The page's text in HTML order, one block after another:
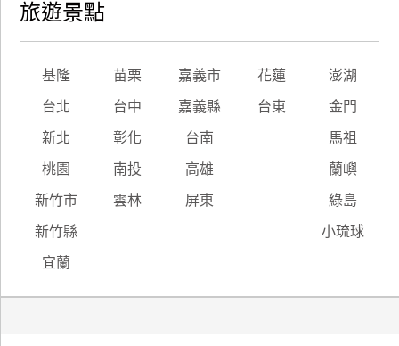
旅遊景點
基隆 苗栗 嘉義市 花蓮 澎湖
台北 台中 嘉義縣 台東 金門
新北 彰化 台南 馬祖
桃園 南投 高雄 蘭嶼
新竹市 雲林 屏東 綠島
新竹縣 小琉球
宜蘭